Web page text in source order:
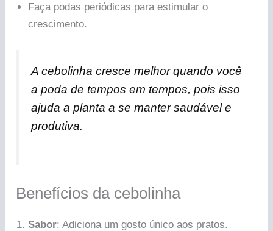
Faça podas periódicas para estimular o
crescimento.
A cebolinha cresce melhor quando você
a poda de tempos em tempos, pois isso
ajuda a planta a se manter saudável e
produtiva.
Benefícios da cebolinha
Sabor: Adiciona um gosto único aos pratos.